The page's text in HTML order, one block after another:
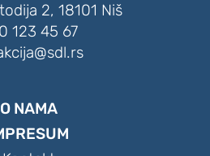
2, 18101 Niš
123 45 67
O NAMA